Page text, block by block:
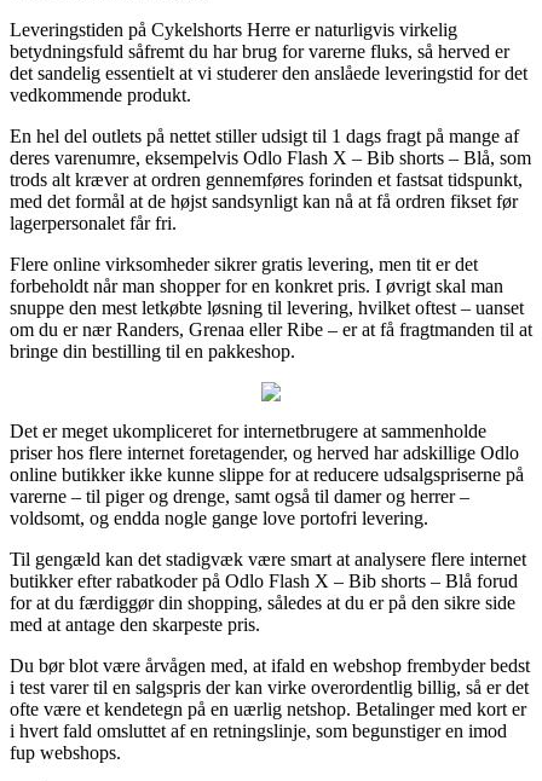
Leveringstiden på Cykelshorts Herre er naturligvis virkelig
betydningsfuld såfremt du har brug for varerne fluks, så herved er
det sandelig essentielt at vi studerer den anslåede leveringstid for det
vedkommende produkt.
En hel del outlets på nettet stiller udsigt til 1 dags fragt på mange af
deres varenumre, eksempelvis Odlo Flash X – Bib shorts – Blå, som
trods alt kræver at ordren gennemføres forinden et fastsat tidspunkt,
med det formål at de højst sandsynligt kan nå at få ordren fikset før
lagerpersonalet får fri.
Flere online virksomheder sikrer gratis levering, men tit er det
forbeholdt når man shopper for en konkret pris. I øvrigt skal man
snuppe den mest letkøbte løsning til levering, hvilket oftest – uanset
om du er nær Randers, Grenaa eller Ribe – er at få fragtmanden til at
bringe din bestilling til en pakkeshop.
Det er meget ukompliceret for internetbrugere at sammenholde
priser hos flere internet foretagender, og herved har adskillige Odlo
online butikker ikke kunne slippe for at reducere udsalgspriserne på
varerne – til piger og drenge, samt også til damer og herrer –
voldsomt, og endda nogle gange love portofri levering.
Til gengæld kan det stadigvæk være smart at analysere flere internet
butikker efter rabatkoder på Odlo Flash X – Bib shorts – Blå forud
for at du færdiggør din shopping, således at du er på den sikre side
med at antage den skarpeste pris.
Du bør blot være årvågen med, at ifald en webshop frembyder bedst
i test varer til en salgspris der kan virke overordentlig billig, så er det
ofte være et kendetegn på en uærlig netshop. Betalinger med kort er
i hvert fald omsluttet af en retningslinje, som begunstiger en imod
fup webshops.